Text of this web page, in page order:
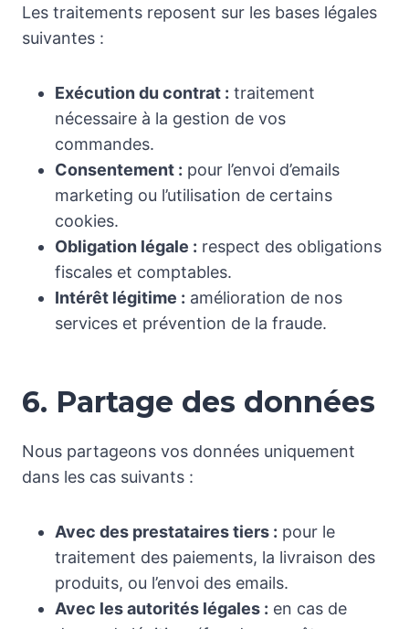
Les traitements reposent sur les bases légales
suivantes :
Exécution du contrat : traitement
nécessaire à la gestion de vos
commandes.
Consentement : pour l’envoi d’emails
marketing ou l’utilisation de certains
cookies.
Obligation légale : respect des obligations
fiscales et comptables.
Intérêt légitime : amélioration de nos
services et prévention de la fraude.
6. Partage des données
Nous partageons vos données uniquement
dans les cas suivants :
Avec des prestataires tiers : pour le
traitement des paiements, la livraison des
produits, ou l’envoi des emails.
Avec les autorités légales : en cas de